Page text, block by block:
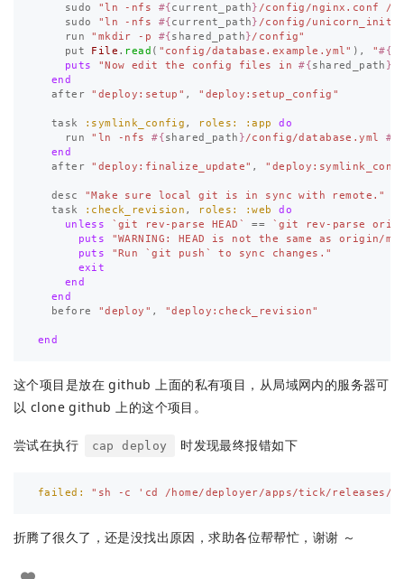
sudo
"ln -nfs #{current_path} /config/nginx.conf /
sudo
"ln -nfs #{current_path} /config/
run
"mkdir -p #{shared_path}/config"
put
File . read ( "config/database.example.yml" ), "#{
puts
"Now edit the config files in #{shared_path }
end
after
"deploy:setup" , "deploy:setup_config"
task :symlink_config , roles: :app
do
run
"ln -nfs #{shared_path }/config/database.yml #{
end
after
"deploy:finalize_update" ,
desc
"Make sure local git is in sync with remote."
task
:check_revision , roles: :web
do
unless
`git rev-parse HEAD` ==
`git rev-parse
puts
"WARNING: HEAD is not the same as origin/
puts
"Run `git push` to sync changes."
exit
end
end
before
"deploy" , "deploy:check_revision"
end
这个项目是放在 github 上面的私有项目，从局域网内的服务器可
以 clone github 上的这个项目。
尝试在执行 cap deploy 时发现最终报错如下
failed: "sh -c 'cd /home/deployer/apps/tick/releases/
折腾了很久了，还是没找出原因，求助各位帮帮忙，谢谢 ～